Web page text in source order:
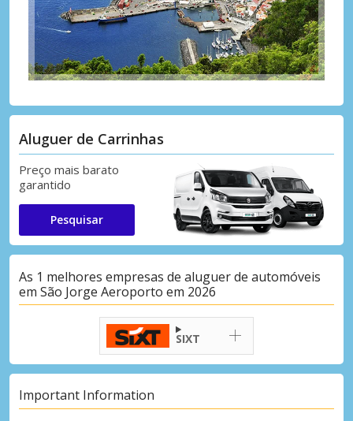
Aluguer de Carrinhas
Preço mais barato
garantido
Pesquisar
As 1 melhores empresas de aluguer de automóveis
em São Jorge Aeroporto em 2026
SIXT
Important Information